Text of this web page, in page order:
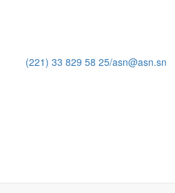
(221) 33 829 58 25/asn@asn.sn